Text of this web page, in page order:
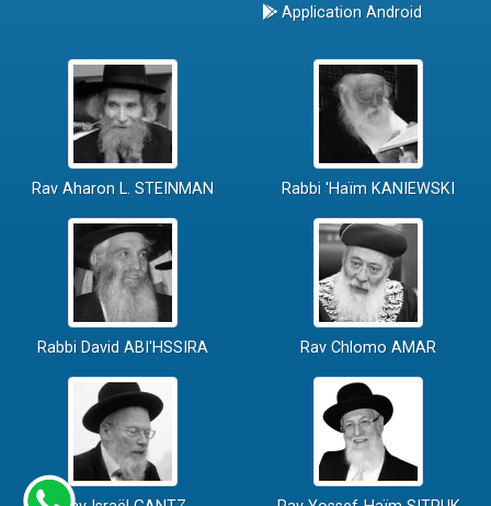
Application Android
Rav Aharon L. STEINMAN Rabbi 'Haïm KANIEWSKI
Rabbi David ABI'HSSIRA Rav Chlomo AMAR